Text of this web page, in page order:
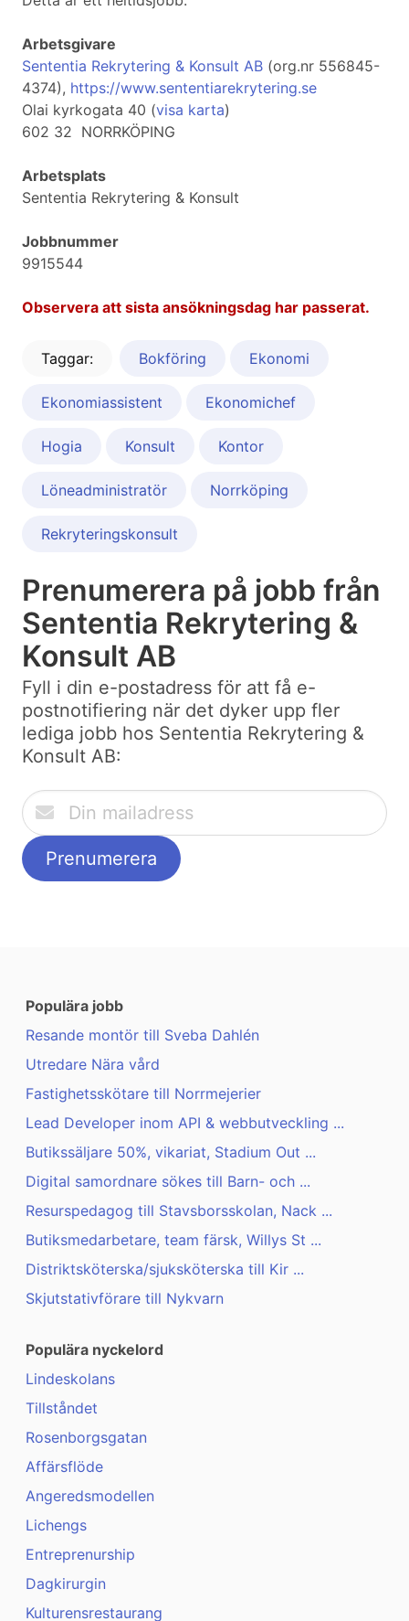
Arbetsgivare
Sententia Rekrytering & Konsult AB (org.nr 556845-
4374), https://www.sententiarekrytering.se
Olai kyrkogata 40 (visa karta)
602 32 NORRKÖPING
Arbetsplats
Sententia Rekrytering & Konsult
Jobbnummer
9915544
Observera att sista ansökningsdag har passerat.
Taggar: Bokföring Ekonomi
Ekonomiassistent Ekonomichef
Hogia Konsult Kontor
Löneadministratör Norrköping
Rekryteringskonsult
Prenumerera på jobb från
Sententia Rekrytering &
Konsult AB
Fyll i din e-postadress för att få e-
postnotifiering när det dyker upp fler
lediga jobb hos Sententia Rekrytering &
Konsult AB:
Populära jobb
Resande montör till Sveba Dahlén
Utredare Nära vård
Fastighetsskötare till Norrmejerier
Lead Developer inom API & webbutveckling ...
Butikssäljare 50%, vikariat, Stadium Out ...
Digital samordnare sökes till Barn- och ...
Resurspedagog till Stavsborsskolan, Nack ...
Butiksmedarbetare, team färsk, Willys St ...
Distriktsköterska/sjuksköterska till Kir ...
Skjutstativförare till Nykvarn
Populära nyckelord
Lindeskolans
Tillståndet
Rosenborgsgatan
Affärsflöde
Angeredsmodellen
Lichengs
Entreprenurship
Dagkirurgin
Kulturensrestaurang